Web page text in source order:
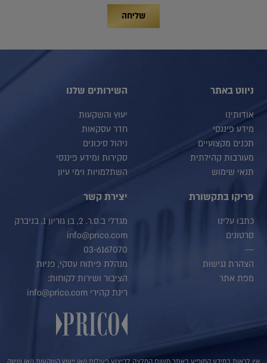
שליחה
ניווט באתר
אודותינו
מידע פיננסי
תכנים מקצועיים
מעורבות קהילתית
תנאי שימוש
השירותים שלנו
יעוץ והשקעות
חדר עסקאות
ניהול סיכונים
סקירות ומידע פיננסי
השתלמויות וימי עיון
פריקו בתקשורת
כתבו עלינו
סרטונים
---
הצהרת נגישות
מפת אתר
יצירת קשר
מגדלי ב.ס.ר. 2, בן גוריון 1, בניברק
info@prico.com
03-6167070
מנהלת פיתוח עסקי, פניות
הציבור ושירות לקוחות:
רינת קהירי info@prico.com